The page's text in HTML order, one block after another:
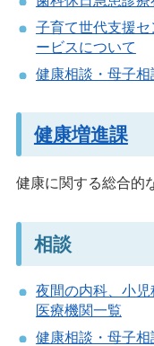
子育て世代支援
ービスについて
健康相談・母子相
健康増進課
健康に関する総合的
相談
夜間の内科、小
医療機関一覧
健康相談・母子相